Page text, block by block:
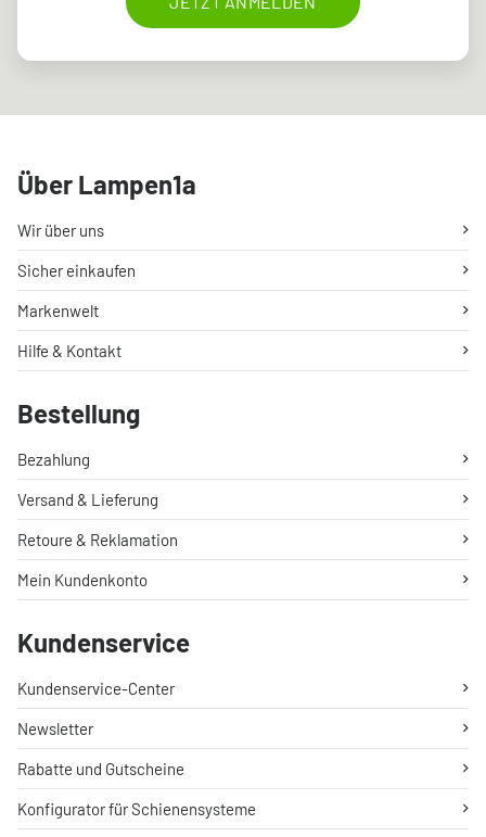
Über Lampen1a
Wir über uns
Sicher einkaufen
Markenwelt
Hilfe & Kontakt
Bestellung
Bezahlung
Versand & Lieferung
Retoure & Reklamation
Mein Kundenkonto
Kundenservice
Kundenservice-Center
Newsletter
Rabatte und Gutscheine
Konfigurator für Schienensysteme